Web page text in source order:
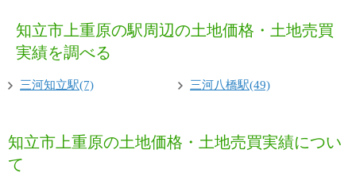
知立市上重原の駅周辺の土地価格・土地売買
実績を調べる
三河知立駅(7) 三河八橋駅(49)
知立市上重原の土地価格・土地売買実績につい
て